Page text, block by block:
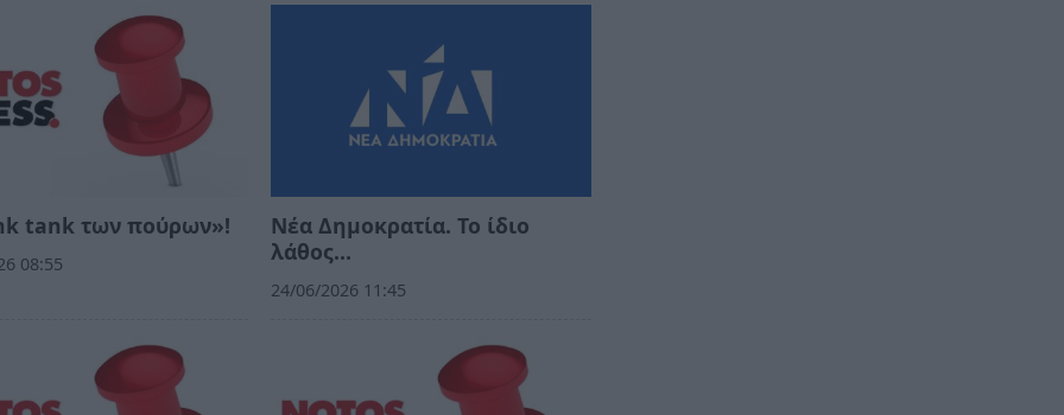
tank των πούρων»!
08:55
Νέα Δημοκρατία. Το ίδιο
λάθος…
24/06/2026 11:45